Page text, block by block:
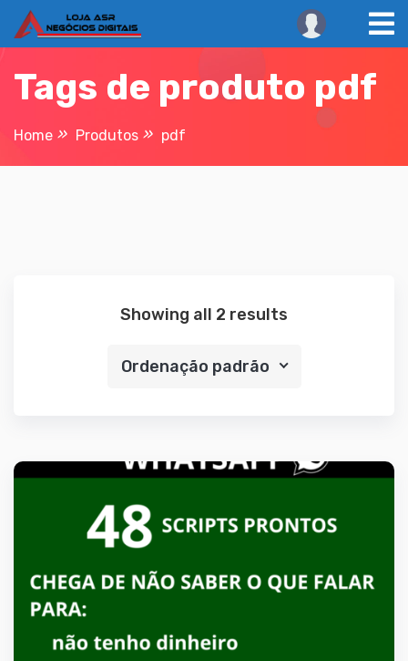
Tags de produto pdf
Home Produtos pdf
Showing all 2 results
Ordenação padrão
Detalhes
Adicionar ao